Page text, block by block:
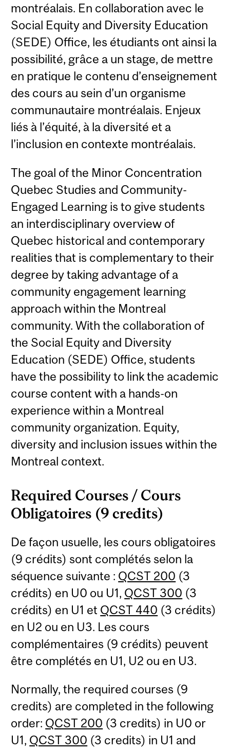
montréalais. En collaboration avec le
Social Equity and Diversity Education
(SEDE) Office, les étudiants ont ainsi la
possibilité, grâce a un stage, de mettre
en pratique le contenu d’enseignement
des cours au sein d’un organisme
communautaire montréalais. Enjeux
liés à l’équité, à la diversité et a
l’inclusion en contexte montréalais.
The goal of the Minor Concentration
Quebec Studies and Community-
Engaged Learning is to give students
an interdisciplinary overview of
Quebec historical and contemporary
realities that is complementary to their
degree by taking advantage of a
community engagement learning
approach within the Montreal
community. With the collaboration of
the Social Equity and Diversity
Education (SEDE) Office, students
have the possibility to link the academic
course content with a hands-on
experience within a Montreal
community organization. Equity,
diversity and inclusion issues within the
Montreal context.
Required Courses / Cours
Obligatoires (9 credits)
De façon usuelle, les cours obligatoires
(9 crédits) sont complétés selon la
séquence suivante : QCST 200 (3
crédits) en U0 ou U1, QCST 300 (3
crédits) en U1 et QCST 440 (3 crédits)
en U2 ou en U3. Les cours
complémentaires (9 crédits) peuvent
être complétés en U1, U2 ou en U3.
Normally, the required courses (9
credits) are completed in the following
order: QCST 200 (3 credits) in U0 or
U1, QCST 300 (3 credits) in U1 and